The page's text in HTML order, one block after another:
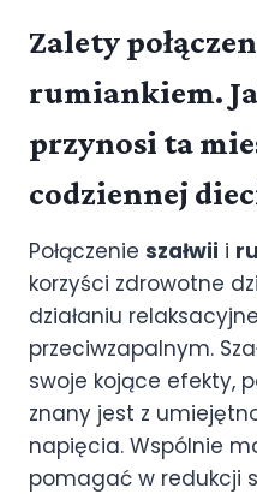
Zalety
rumiankiem.
przynosi ta
codziennej
Połączenie szałwii i
korzyści zdrowotne
działaniu
przeciwzapalnym.
swoje kojące efekty,
znany jest z
napięcia. Wspólnie
pomagać w redukcji